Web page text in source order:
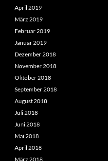
April 2019
März 2019
Februar 2019
Januar 2019
Dezember 2018
November 2018
Oktober 2018
September 2018
August 2018
Juli 2018
Juni 2018
Mai 2018
April 2018
März 2018